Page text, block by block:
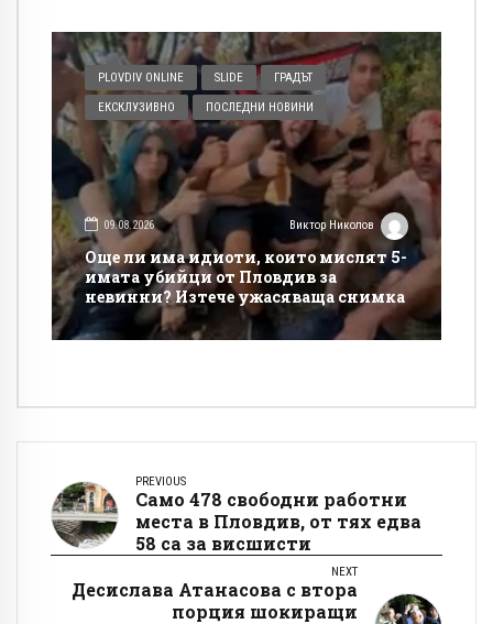
PLOVDIV ONLINE SLIDE ГРАДЪТ
ЕКСКЛУЗИВНО ПОСЛЕДНИ НОВИНИ
09.08.2026 Виктор Николов
Още ли има идиоти, които мислят 5-
имата убийци от Пловдив за
невинни? Изтече ужасяваща снимка
PREVIOUS
Само 478 свободни работни
места в Пловдив, от тях едва
58 са за висшисти
NEXT
Десислава Атанасова с втора
порция шокиращи